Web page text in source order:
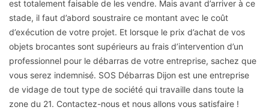
est totalement faisable de les vendre. Mais avant d’arriver à ce
stade, il faut d’abord soustraire ce montant avec le coût
d’exécution de votre projet. Et lorsque le prix d’achat de vos
objets brocantes sont supérieurs au frais d’intervention d’un
professionnel pour le débarras de votre entreprise, sachez que
vous serez indemnisé. SOS Débarras Dijon est une entreprise
de vidage de tout type de société qui travaille dans toute la
zone du 21. Contactez-nous et nous allons vous satisfaire !